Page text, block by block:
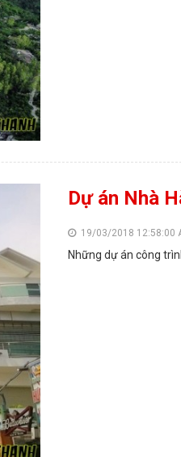
Dự án Nhà
19/03/2018 12:58:00
Những dự án công